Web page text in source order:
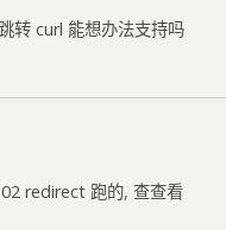
转 curl 能想办法支持吗
redirect 跑的, 查查看